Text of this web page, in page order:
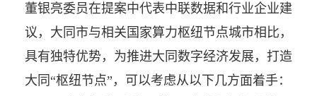
董银亮委员在提案中代表中联数据和行业企业建
议，大同市与相关国家算力枢纽节点城市相比，
具有独特优势，为推进大同数字经济发展，打造
大同“枢纽节点”，可以考虑从以下几方面着手：